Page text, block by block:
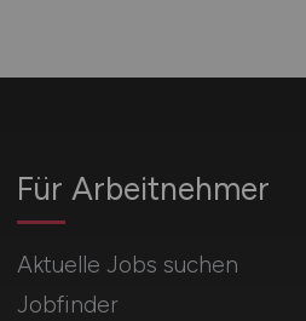
Für Arbeitnehmer
Aktuelle Jobs suchen
Jobfinder